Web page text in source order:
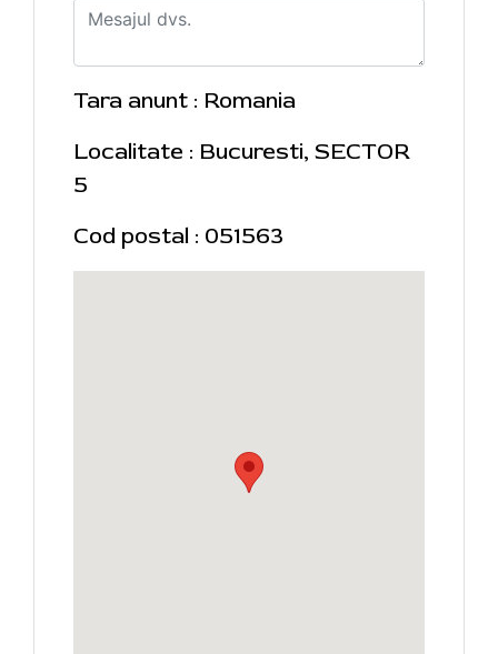
Tara anunt : Romania
Localitate : Bucuresti, SECTOR
5
Cod postal : 051563